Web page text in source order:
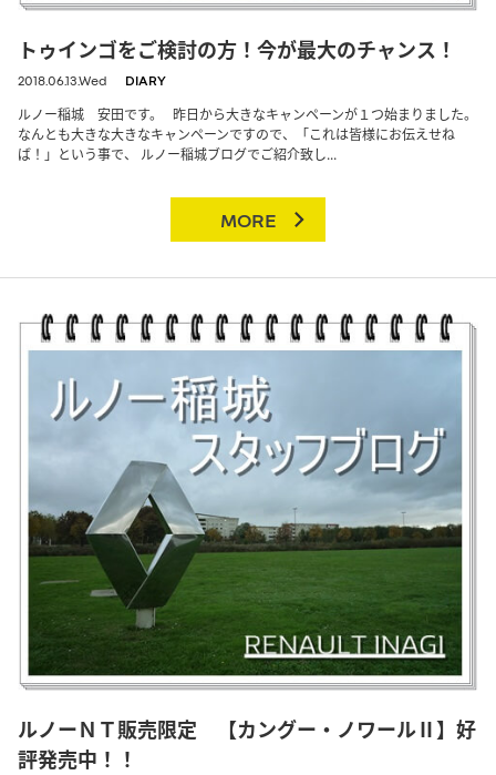
トゥインゴをご検討の方！今が最大のチャンス！
2018.06.13.Wed DIARY
ルノー稲城 安田です。 昨日から大きなキャンペーンが１つ始まりました。
なんとも大きな大きなキャンペーンですので、「これは皆様にお伝えせね
ば！」という事で、 ルノー稲城ブログでご紹介致し...
MORE
ルノーＮＴ販売限定 【カングー・ノワールⅡ】好
評発売中！！